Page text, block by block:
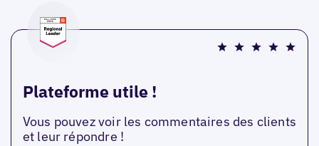
Plateforme utile !
Vous pouvez voir les commentaires des clients
et leur répondre !